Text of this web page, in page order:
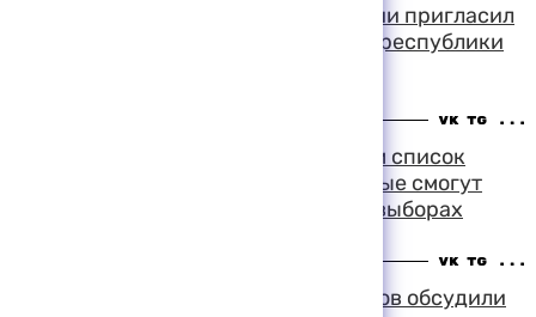
Верховный суд Карачаево-Черкесии пригласил
на слушание дела о выборах главы республики
Минюст направил в Центризбирком список
общественных объединений, которые смогут
принять участие в парламентских выборах
Борис Ельцин и Александр Вешняков обсудили